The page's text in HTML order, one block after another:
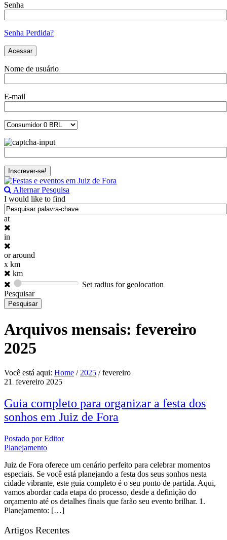
Senha
Senha Perdida?
Nome de usuário
E-mail
Alternar Pesquisa
I would like to find
at
in
or around
x km
km
Set radius for geolocation
Pesquisar
Arquivos mensais: fevereiro
2025
Você está aqui: Home / 2025 / fevereiro
21 . fevereiro 2025
Guia completo para organizar a festa dos
sonhos em Juiz de Fora
Postado porEditor
Planejamento
Juiz de Fora oferece um cenário perfeito para celebrar momentos
especiais. Se você está planejando a festa dos seus sonhos nesta
cidade vibrante, este guia completo é o seu ponto de partida. Aqui,
vamos abordar cada etapa do processo, desde a definição do
orçamento até os detalhes finais que farão seu evento brilhar. 1.
Planejamento: […]
Artigos Recentes